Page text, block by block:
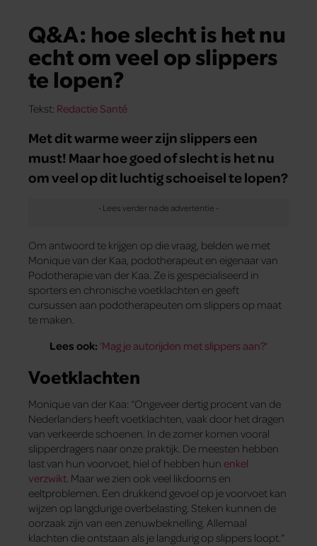
Q&A: hoe slecht is het nu
echt om veel op slippers
te lopen?
Tekst: Redactie Santé
Met dit warme weer zijn slippers een
must! Maar hoe goed of slecht is het nu
om veel op dit luchtig schoeisel te lopen?
Om antwoord te krijgen op die vraag, belden we met
Monique van der Kaa, podotherapeut en eigenaar van
Podotherapie van der Kaa. Ze is gespecialiseerd in
sporters en chronische voetklachten en geeft
cursussen aan podotherapeuten om slippers op maat
te maken.
Lees ook: ‘Mag je autorijden met slippers aan?‘
Voetklachten
Monique van der Kaa: “Ongeveer dertig procent van de
Nederlanders heeft voetklachten, vaak door het dragen
van verkeerde schoenen. In de zomer komen vooral
slipperdragers naar onze praktijk. De meesten hebben
last van hun voorvoet, hiel of hebben hun enkel
verzwikt. Maar we zien ook veel likdoorns en
eeltproblemen. Een drukkend gevoel op je voorvoet kan
wijzen op langdurige overbelasting. Steken kunnen de
oorzaak zijn van een zenuwbeknelling. Allemaal
klachten die ontstaan als je langdurig op slippers loopt.”